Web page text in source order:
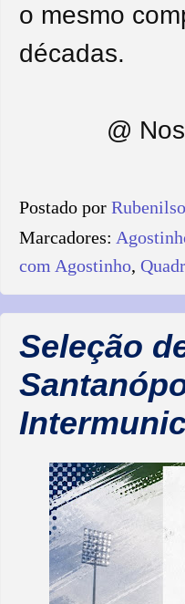
o mesmo
décadas.
@
Postado por
Marcadores:
com Agostinho,
Seleção